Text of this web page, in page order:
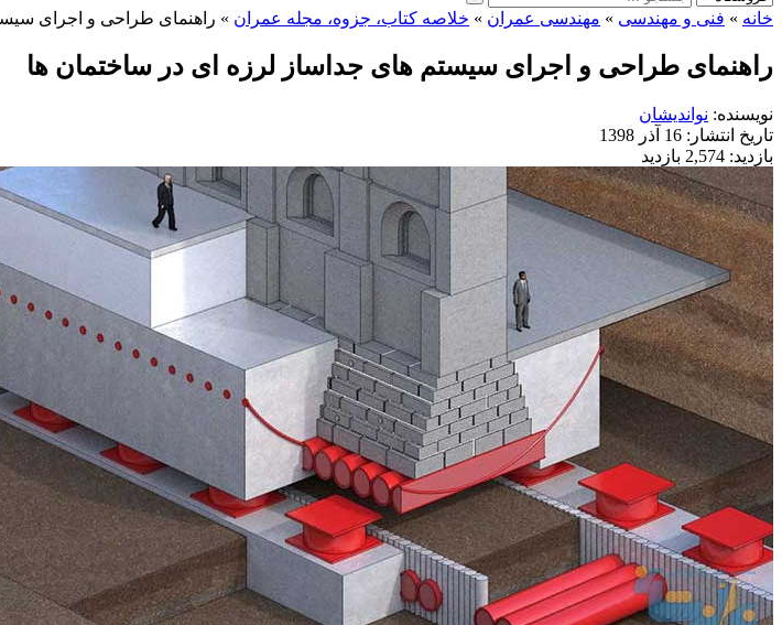
خانه » فنی و مهندسی » مهندسی عمران » خلاصه کتاب، جزوه، مجله عمران » راهنمای طراحی و اجرای
راهنمای طراحی و اجرای سیستم های جداساز لرزه ای در ساختمان ها
نویسنده: نواندیشان
تاریخ انتشار: 16 آذر 1398
بازدید: 2,574 بازدید